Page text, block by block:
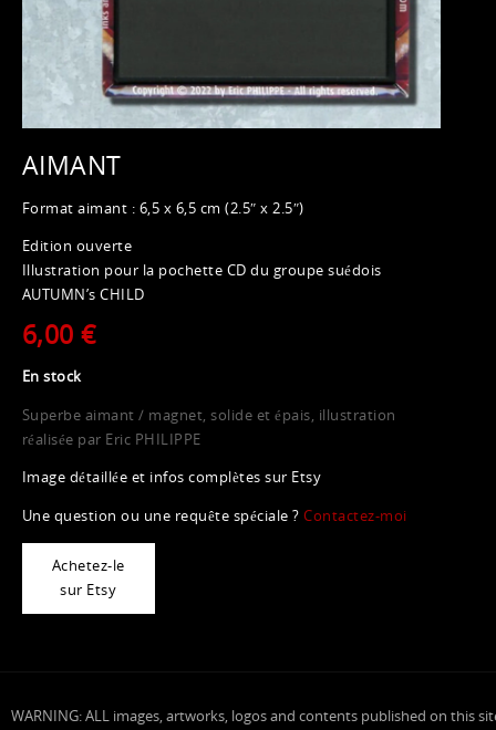
AIMANT
Format aimant : 6,5 x 6,5 cm (2.5″ x 2.5″)
Edition ouverte
Illustration pour la pochette CD du groupe suédois
AUTUMN’s CHILD
6,00 €
En stock
Superbe aimant / magnet, solide et épais, illustration
réalisée par Eric PHILIPPE
Image détaillée et infos complètes sur Etsy
Une question ou une requête spéciale ?Contactez-moi
Achetez-le
sur Etsy
WARNING: ALL images, artworks, logos and contents published on